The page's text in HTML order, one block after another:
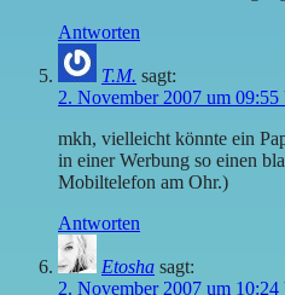
Antworten
T.M. sagt:
2. November 2007 um 09:55
mkh, vielleicht könnte ein
in einer Werbung so einen
Mobiltelefon am Ohr.)
Antworten
Etosha sagt:
2. November 2007 um 10:24